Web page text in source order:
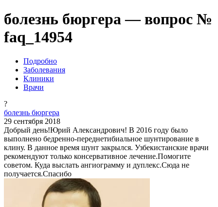
болезнь бюргера — вопрос №
faq_14954
Подробно
Заболевания
Клиники
Врачи
?
болезнь бюргера
29 сентября 2018
Добрый день!Юрий Александрович! В 2016 году было
выполнено бедренно-переднетибиальное шунтирование в
клину. В данное время шунт закрылся. Узбекистанские врачи
рекомендуют только консервативное лечение.Помогите
советом. Куда выслать ангиограмму и дуплекс.Сюда не
получается.Спасибо